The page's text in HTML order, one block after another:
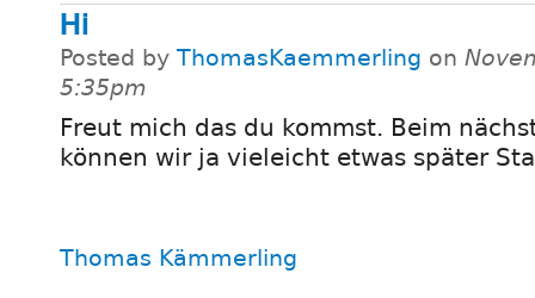
Hi
Posted by ThomasKaemmerling on
5:35pm
Freut mich das du kommst. Beim
können wir ja vieleicht etwas später
Thomas Kämmerling